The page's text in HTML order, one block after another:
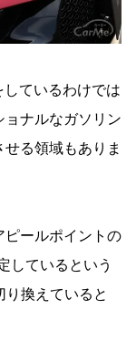
ているわけでは
ョナルなガソリン
る領域もありま
ピールポイントの
しているという
換えていると